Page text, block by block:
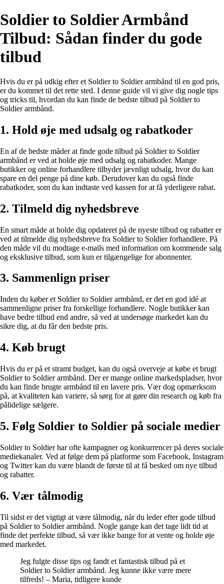
Soldier to Soldier Armbånd
Tilbud: Sådan finder du gode
tilbud
Hvis du er på udkig efter et Soldier to Soldier armbånd til en god pris,
er du kommet til det rette sted. I denne guide vil vi give dig nogle tips
og tricks til, hvordan du kan finde de bedste tilbud på Soldier to
Soldier armbånd.
1. Hold øje med udsalg og rabatkoder
En af de bedste måder at finde gode tilbud på Soldier to Soldier
armbånd er ved at holde øje med udsalg og rabatkoder. Mange
butikker og online forhandlere tilbyder jævnligt udsalg, hvor du kan
spare en del penge på dine køb. Derudover kan du også finde
rabatkoder, som du kan indtaste ved kassen for at få yderligere rabat.
2. Tilmeld dig nyhedsbreve
En smart måde at holde dig opdateret på de nyeste tilbud og rabatter er
ved at tilmelde dig nyhedsbreve fra Soldier to Soldier forhandlere. På
den måde vil du modtage e-mails med information om kommende salg
og eksklusive tilbud, som kun er tilgængelige for abonnenter.
3. Sammenlign priser
Inden du køber et Soldier to Soldier armbånd, er det en god idé at
sammenligne priser fra forskellige forhandlere. Nogle butikker kan
have bedre tilbud end andre, så ved at undersøge markedet kan du
sikre dig, at du får den bedste pris.
4. Køb brugt
Hvis du er på et stramt budget, kan du også overveje at købe et brugt
Soldier to Soldier armbånd. Der er mange online markedspladser, hvor
du kan finde brugte armbånd til en lavere pris. Vær dog opmærksom
på, at kvaliteten kan variere, så sørg for at gøre din research og køb fra
pålidelige sælgere.
5. Følg Soldier to Soldier på sociale medier
Soldier to Soldier har ofte kampagner og konkurrencer på deres sociale
mediekanaler. Ved at følge dem på platforme som Facebook, Instagram
og Twitter kan du være blandt de første til at få besked om nye tilbud
og rabatter.
6. Vær tålmodig
Til sidst er det vigtigt at være tålmodig, når du leder efter gode tilbud
på Soldier to Soldier armbånd. Nogle gange kan det tage lidt tid at
finde det perfekte tilbud, så vær ikke bange for at vente og holde øje
med markedet.
Jeg fulgte disse tips og fandt et fantastisk tilbud på et
Soldier to Soldier armbånd. Jeg kunne ikke være mere
tilfreds! – Maria, tidligere kunde